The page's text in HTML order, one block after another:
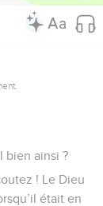
bien ainsi ?
! Le Dieu
était en